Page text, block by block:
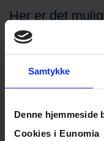
Samtykke
Denne hjemmeside
Cookies i Eunomia
Her er det
forskellige
2026